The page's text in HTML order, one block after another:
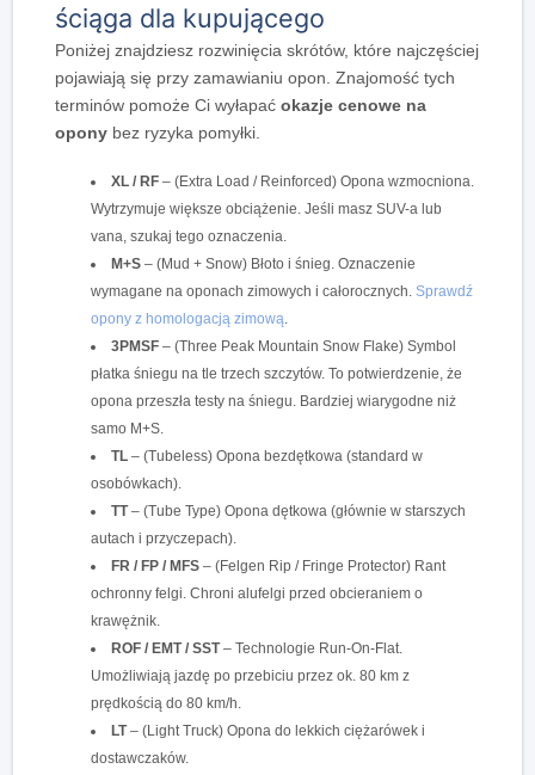
ściąga dla kupującego
Poniżej znajdziesz rozwinięcia skrótów, które najczęściej
pojawiają się przy zamawianiu opon. Znajomość tych
terminów pomoże Ci wyłapać okazje cenowe na
opony bez ryzyka pomyłki.
XL / RF – (Extra Load / Reinforced) Opona wzmocniona.
Wytrzymuje większe obciążenie. Jeśli masz SUV-a lub
vana, szukaj tego oznaczenia.
M+S – (Mud + Snow) Błoto i śnieg. Oznaczenie
wymagane na oponach zimowych i całorocznych. Sprawdź
opony z homologacją zimową.
3PMSF – (Three Peak Mountain Snow Flake) Symbol
płatka śniegu na tle trzech szczytów. To potwierdzenie, że
opona przeszła testy na śniegu. Bardziej wiarygodne niż
samo M+S.
TL – (Tubeless) Opona bezdętkowa (standard w
osobówkach).
TT– (Tube Type) Opona dętkowa (głównie w starszych
autach i przyczepach).
FR / FP / MFS – (Felgen Rip / Fringe Protector) Rant
ochronny felgi. Chroni alufelgi przed obcieraniem o
krawężnik.
ROF / EMT / SST– Technologie Run-On-Flat.
Umożliwiają jazdę po przebiciu przez ok. 80 km z
prędkością do 80 km/h.
LT– (Light Truck) Opona do lekkich ciężarówek i
dostawczaków.